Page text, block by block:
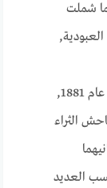
شملت
الأمير والفقير: تم إصدار الرواية عام 1881,
الثراء
العديد